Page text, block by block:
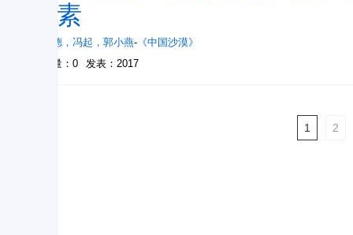
因素
杨怀德 ， 冯起 ， 郭小燕- 《中国沙漠》
被引量：0
发表：2017
1 2